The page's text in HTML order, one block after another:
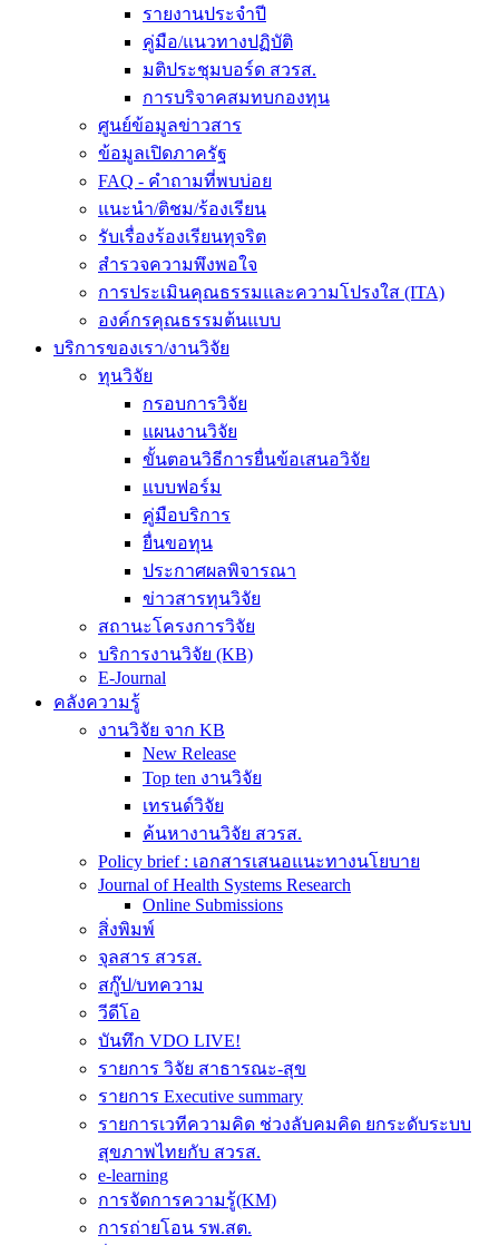
รายงานประจำปี
คู่มือ/แนวทางปฏิบัติ
มติประชุมบอร์ด สวรส.
การบริจาคสมทบกองทุน
ศูนย์ข้อมูลข่าวสาร
ข้อมูลเปิดภาครัฐ
FAQ - คำถามที่พบบ่อย
แนะนำ/ติชม/ร้องเรียน
รับเรื่องร้องเรียนทุจริต
สำรวจความพึงพอใจ
การประเมินคุณธรรมและความโปรงใส (ITA)
องค์กรคุณธรรมต้นแบบ
บริการของเรา/งานวิจัย
ทุนวิจัย
กรอบการวิจัย
แผนงานวิจัย
ขั้นตอนวิธีการยื่นข้อเสนอวิจัย
แบบฟอร์ม
คู่มือบริการ
ยื่นขอทุน
ประกาศผลพิจารณา
ข่าวสารทุนวิจัย
สถานะโครงการวิจัย
บริการงานวิจัย (KB)
E-Journal
คลังความรู้
งานวิจัย จาก KB
New Release
Top ten งานวิจัย
เทรนด์วิจัย
ค้นหางานวิจัย สวรส.
Policy brief : เอกสารเสนอแนะทางนโยบาย
Journal of Health Systems Research
Online Submissions
สิ่งพิมพ์
จุลสาร สวรส.
สกู๊ป/บทความ
วีดีโอ
บันทึก VDO LIVE!
รายการ วิจัย สาธารณะ-สุข
รายการ Executive summary
รายการเวทีความคิด ช่วงลับคมคิด ยกระดับระบบ
สุขภาพไทยกับ สวรส.
e-learning
การจัดการความรู้(KM)
การถ่ายโอน รพ.สต.